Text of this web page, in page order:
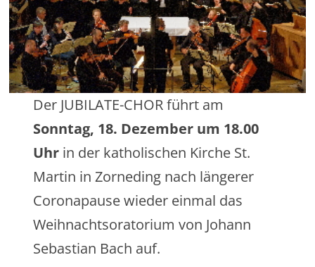
Der JUBILATE-CHOR führt am
Sonntag, 18. Dezember um 18.00
Uhr in der katholischen Kirche St.
Martin in Zorneding nach längerer
Coronapause wieder einmal das
Weihnachtsoratorium von Johann
Sebastian Bach auf.